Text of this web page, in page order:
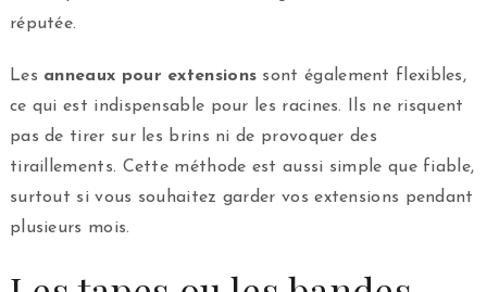
réputée.
Les anneaux pour extensions sont également flexibles,
ce qui est indispensable pour les racines. Ils ne risquent
pas de tirer sur les brins ni de provoquer des
tiraillements. Cette méthode est aussi simple que fiable,
surtout si vous souhaitez garder vos extensions pendant
plusieurs mois.